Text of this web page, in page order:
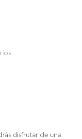
disfrutar de una